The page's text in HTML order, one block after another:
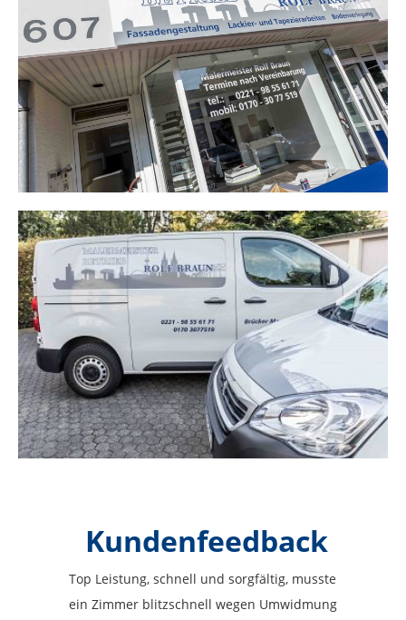
Kundenfeedback
Top Leistung, schnell und sorgfältig, musste
ein Zimmer blitzschnell wegen Umwidmung